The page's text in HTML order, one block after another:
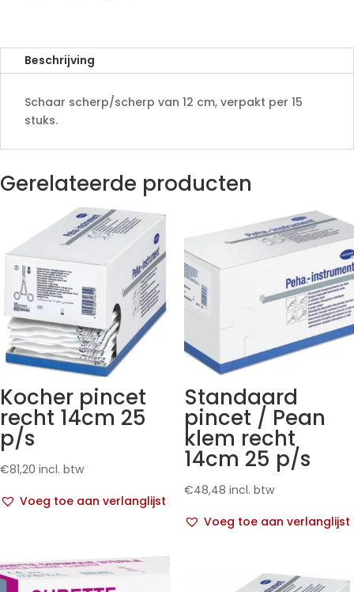
e
Beschrijving
Schaar scherp/scherp van 12 cm, verpakt per 15
stuks.
Gerelateerde producten
Kocher pincet
recht 14cm 25
p/s
€81,20 incl. btw
Voeg toe aan verlanglijst
Standaard
pincet / Pean
klem recht
14cm 25 p/s
€48,48 incl. btw
Voeg toe aan verlanglijst